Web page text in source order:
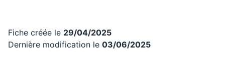
Fiche créée le 29/04/2025
Dernière modification le 03/06/2025